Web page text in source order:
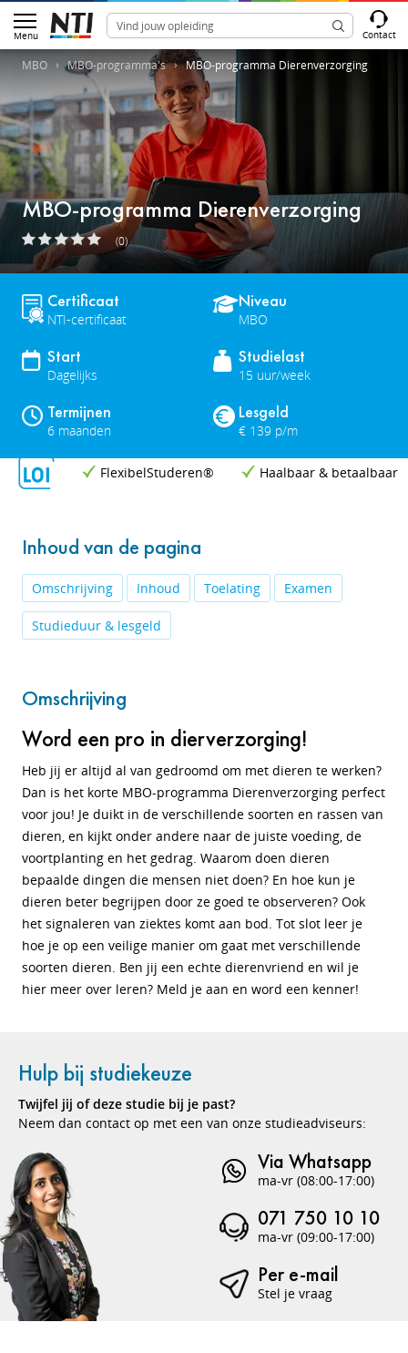
Menu Contact
MBO MBO-programma's MBO-programma Dierenverzorging
MBO-programma Dierenverzorging
(0)
Certificaat
NTI-certificaat
Niveau
MBO
Start
Dagelijks
Studielast
15 uur/week
Termijnen
6 maanden
Lesgeld
€ 139 p/m
FlexibelStuderen® Haalbaar & betaalbaar
Inhoud van de pagina
Omschrijving Inhoud Toelating Examen
Studieduur & lesgeld
Omschrijving
Word een pro in dierverzorging!
Heb jij er altijd al van gedroomd om met dieren te werken?
Dan is het korte MBO-programma Dierenverzorging perfect
voor jou! Je duikt in de verschillende soorten en rassen van
dieren, en kijkt onder andere naar de juiste voeding, de
voortplanting en het gedrag. Waarom doen dieren
bepaalde dingen die mensen niet doen? En hoe kun je
dieren beter begrijpen door ze goed te observeren? Ook
het signaleren van ziektes komt aan bod. Tot slot leer je
hoe je op een veilige manier om gaat met verschillende
soorten dieren. Ben jij een echte dierenvriend en wil je
hier meer over leren? Meld je aan en word een kenner!
Hulp bij studiekeuze
Twijfel jij of deze studie bij je past?
Neem dan contact op met een van onze studieadviseurs:
Via Whatsapp
ma-vr (08:00-17:00)
071 750 10 10
ma-vr (09:00-17:00)
Per e-mail
Stel je vraag